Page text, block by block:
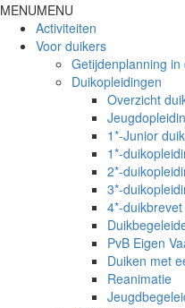
MENUMENU
Activiteiten
Voor duikers
Getijdenplanning in
Duikopleidingen
Overzicht
1*-Junior
1*-
2*-
3*-
4*-duikbrevet
PvB Eigen
Duiken met
Reanimatie